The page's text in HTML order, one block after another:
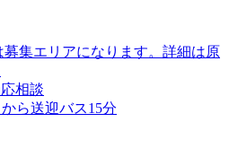
集エリアになります。詳細は原
相談
ら送迎バス15分